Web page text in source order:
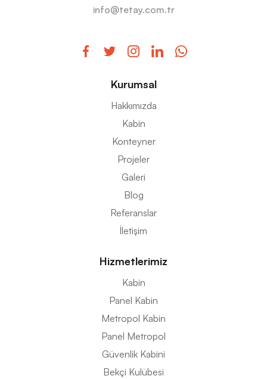
info@tetay.com.tr
Kurumsal
Hakkımızda
Kabin
Konteyner
Projeler
Galeri
Blog
Referanslar
İletişim
Hizmetlerimiz
Kabin
Panel Kabin
Metropol Kabin
Panel Metropol
Güvenlik Kabini
Bekçi Kulübesi